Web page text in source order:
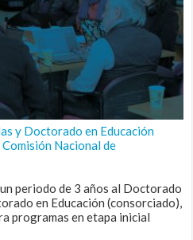
y Doctorado en Educación
Nacional de
periodo de 3 años al Doctorado
en Educación (consorciado),
programas en etapa inicial